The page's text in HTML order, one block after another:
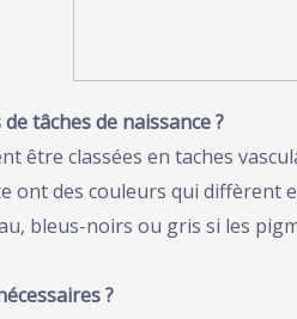
tâches de naissance ?
être classées en taches
ont des couleurs qui
bleus-noirs ou gris si les
?